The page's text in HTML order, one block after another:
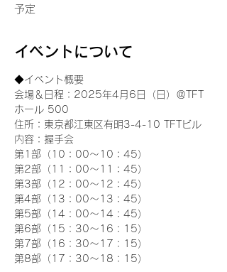
予定
イベントについて
◆イベント概要
会場＆日程：2025年4月6日（日）＠TFT
ホール 500
住所：東京都江東区有明3-4-10 TFTビル
内容：握手会
第1部（10：00～10：45）
第2部（11：00～11：45）
第3部（12：00～12：45）
第4部（13：00～13：45）
第5部（14：00～14：45）
第6部（15：30～16：15）
第7部（16：30～17：15）
第8部（17：30～18：15）